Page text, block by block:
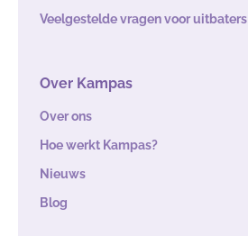
Veelgestelde vragen voor uitbaters
Over Kampas
Over ons
Hoe werkt Kampas?
Nieuws
Blog